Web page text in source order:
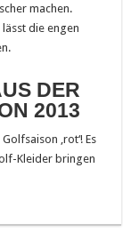
machen.
die engen
DER
2013
‚rot‘! Es
Kleider bringen